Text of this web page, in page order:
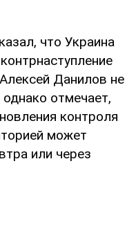
что Украина
Данилов не
отмечает,
контроля
может
или через